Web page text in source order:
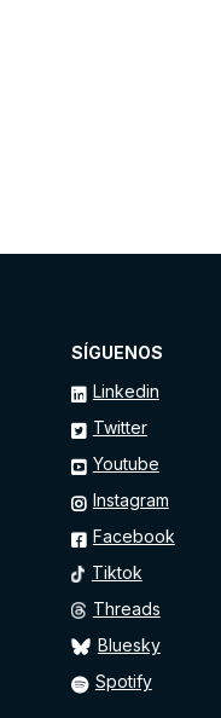
SÍGUENOS
Linkedin
Twitter
Youtube
Instagram
Facebook
Tiktok
Threads
Bluesky
Spotify